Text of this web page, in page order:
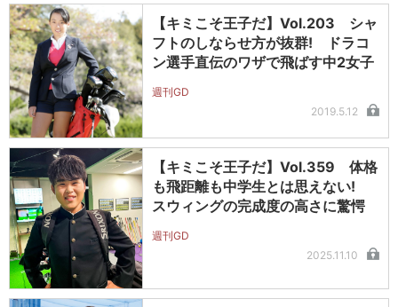
【キミこそ王子だ】Vol.203 シャ
フトのしならせ方が抜群! ドラコ
ン選手直伝のワザで飛ばす中2女子
週刊GD
2019.5.12
【キミこそ王子だ】Vol.359 体格
も飛距離も中学生とは思えない!
スウィングの完成度の高さに驚愕
週刊GD
2025.11.10